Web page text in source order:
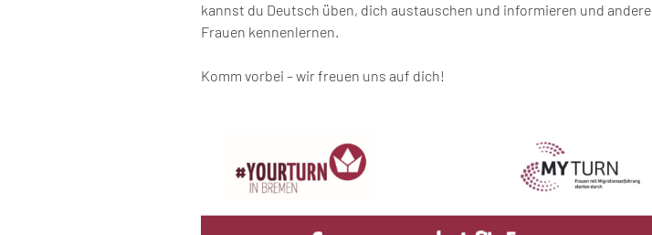
kannst du Deutsch üben, dich austauschen und informieren und andere
Frauen kennenlernen.
Komm vorbei – wir freuen uns auf dich!